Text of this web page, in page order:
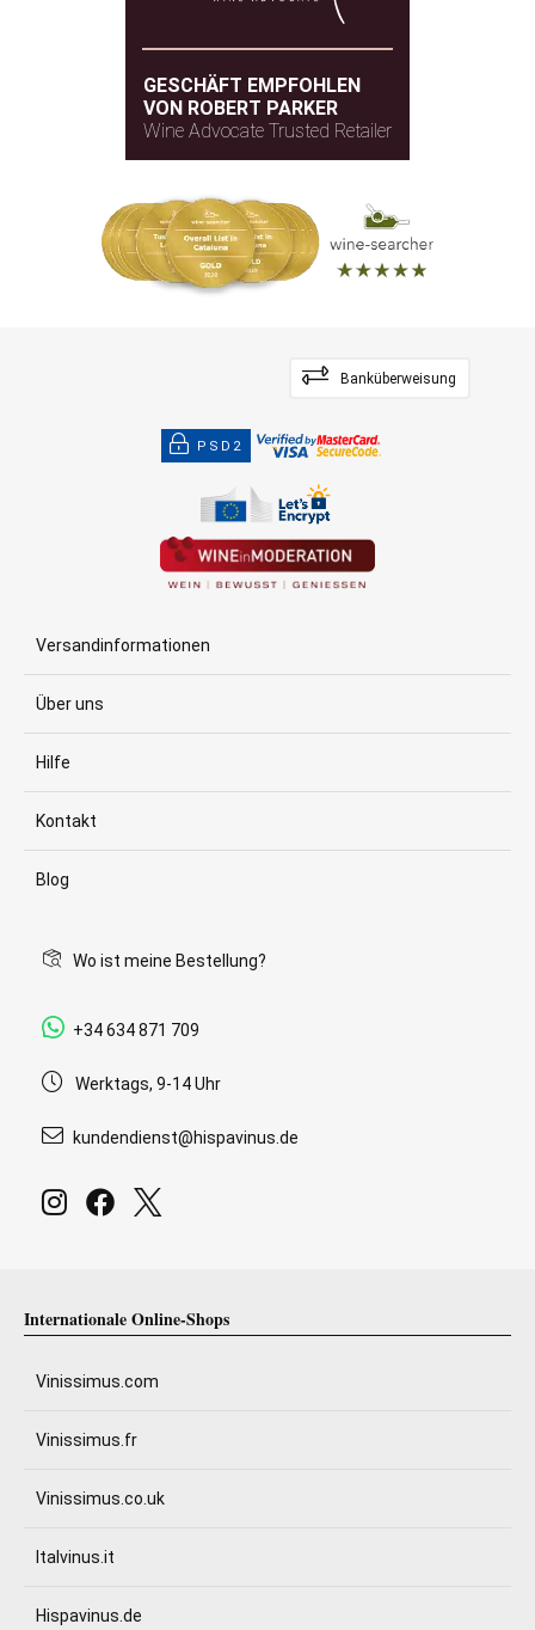
GESCHÄFT EMPFOHLEN
VON ROBERT PARKER
Wine Advocate Trusted Retailer
Banküberweisung
PSD2
Versandinformationen
Über uns
Hilfe
Kontakt
Blog
Wo ist meine Bestellung?
+34 634 871 709
Werktags, 9-14 Uhr
kundendienst@hispavinus.de
Internationale Online-Shops
Vinissimus.com
Vinissimus.fr
Vinissimus.co.uk
Italvinus.it
Hispavinus.de